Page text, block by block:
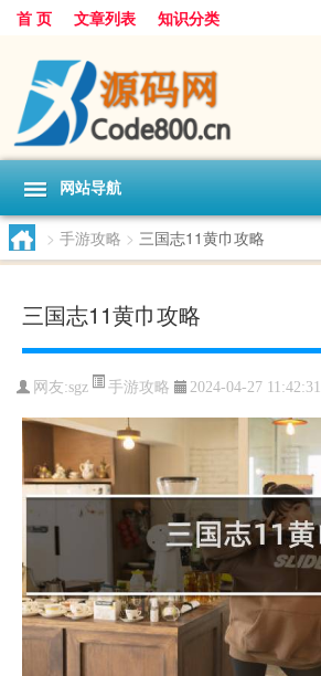
首 页 文章列表 知识分类
网站导航
> 手游攻略 > 三国志11黄巾攻略
三国志11黄巾攻略
网友:sgz 手游攻略 2024-04-27 11:42:31